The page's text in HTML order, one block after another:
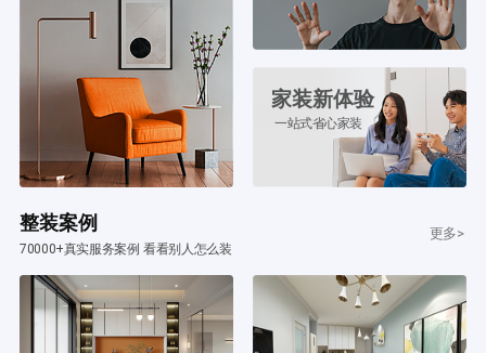
家装新体验
一站式省心家装
整装案例
70000+真实服务案例 看看别人怎么装
更多>